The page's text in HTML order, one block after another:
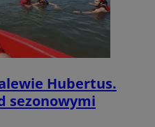
Hubertus.
sezonowymi